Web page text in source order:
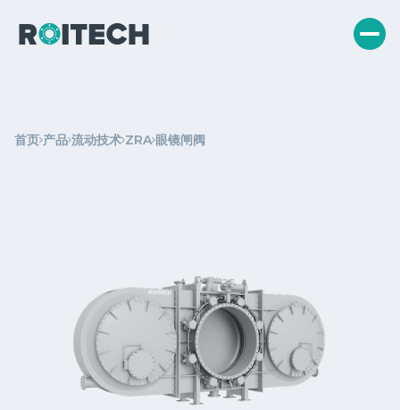
首页 产品 流动技术 ZRA 眼镜闸阀